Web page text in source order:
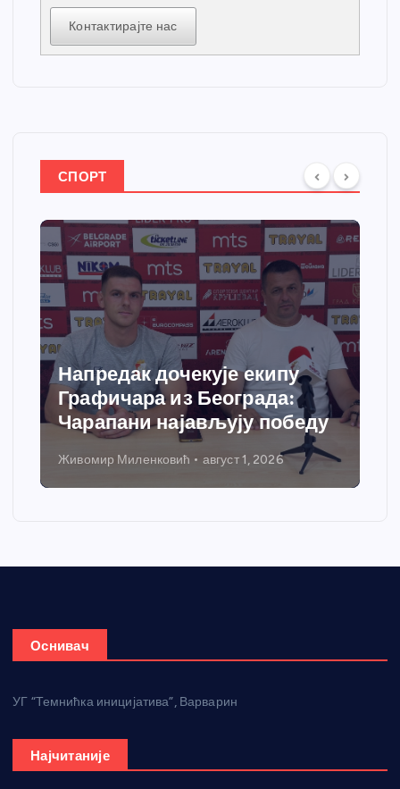
Контактирајте нас
СПОРТ
Напредак дочекује екипу
Графичара из Београда:
Чарапани најављују победу
Живомир Миленковић август 1, 2026
Оснивач
УГ “Темнићка иницијатива”, Варварин
Најчитаније